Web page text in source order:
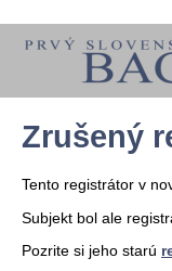
Zrušený
Tento registrátor v
Subjekt bol ale
Pozrite si jeho starú